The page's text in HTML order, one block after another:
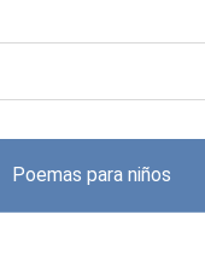
Poemas para niños